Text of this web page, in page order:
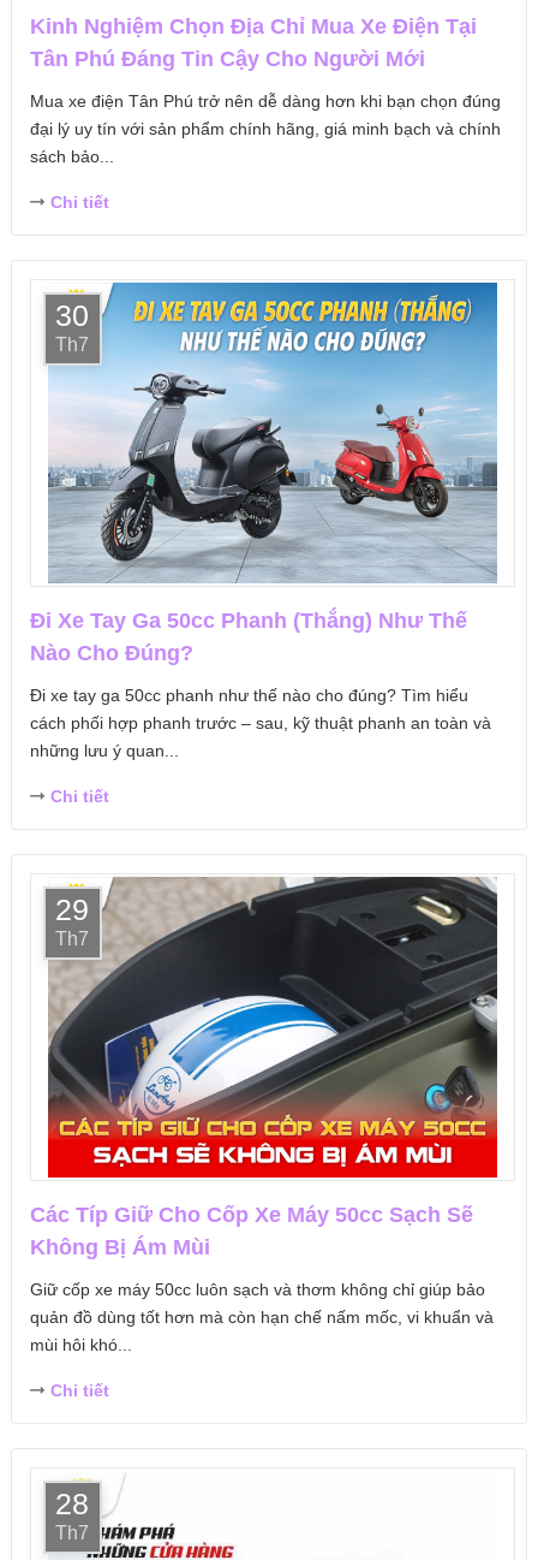
Kinh Nghiệm Chọn Địa Chỉ Mua Xe Điện Tại
Tân Phú Đáng Tin Cậy Cho Người Mới
Mua xe điện Tân Phú trở nên dễ dàng hơn khi bạn chọn đúng
đại lý uy tín với sản phẩm chính hãng, giá minh bạch và chính
sách bảo...
Chi tiết
30
Th7
Đi Xe Tay Ga 50cc Phanh (Thắng) Như Thế
Nào Cho Đúng?
Đi xe tay ga 50cc phanh như thế nào cho đúng? Tìm hiểu
cách phối hợp phanh trước – sau, kỹ thuật phanh an toàn và
những lưu ý quan...
Chi tiết
29
Th7
Các Típ Giữ Cho Cốp Xe Máy 50cc Sạch Sẽ
Không Bị Ám Mùi
Giữ cốp xe máy 50cc luôn sạch và thơm không chỉ giúp bảo
quản đồ dùng tốt hơn mà còn hạn chế nấm mốc, vi khuẩn và
mùi hôi khó...
Chi tiết
28
Th7